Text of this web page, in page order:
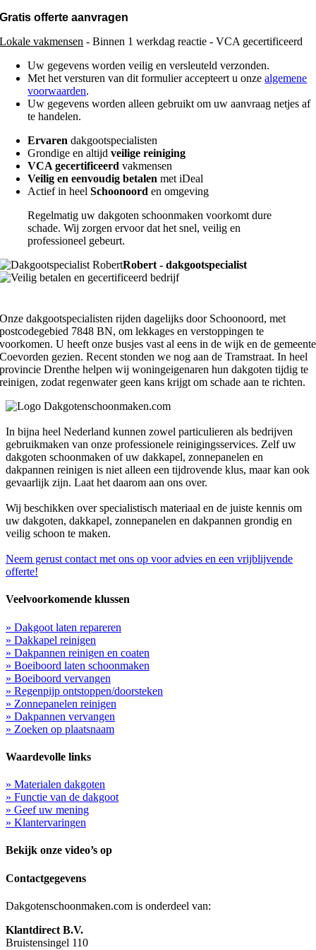
Gratis offerte aanvragen
Lokale vakmensen - Binnen 1 werkdag reactie - VCA gecertificeerd
Uw gegevens worden veilig en versleuteld verzonden.
Met het versturen van dit formulier accepteert u onzealgemene
voorwaarden.
Uw gegevens worden alleen gebruikt om uw aanvraag netjes af
te handelen.
Ervaren dakgootspecialisten
Grondige en altijdveilige reiniging
VCA gecertificeerdvakmensen
Veilig en eenvoudig betalen met iDeal
Actief in heelSchoonoord en omgeving
Regelmatig uw dakgoten schoonmaken voorkomt dure
schade. Wij zorgen ervoor dat het snel, veilig en
professioneel gebeurt.
Robert - dakgootspecialist
Onze dakgootspecialisten rijden dagelijks door Schoonoord, met
postcodegebied 7848 BN, om lekkages en verstoppingen te
voorkomen. U heeft onze busjes vast al eens in de wijk en de gemeente
Coevorden gezien. Recent stonden we nog aan de Tramstraat. In heel
provincie Drenthe helpen wij woningeigenaren hun dakgoten tijdig te
reinigen, zodat regenwater geen kans krijgt om schade aan te richten.
In bijna heel Nederland kunnen zowel particulieren als bedrijven
gebruikmaken van onze professionele reinigingsservices. Zelf uw
dakgoten schoonmaken of uw dakkapel, zonnepanelen en
dakpannen reinigen is niet alleen een tijdrovende klus, maar kan ook
gevaarlijk zijn. Laat het daarom aan ons over.
Wij beschikken over specialistisch materiaal en de juiste kennis om
uw dakgoten, dakkapel, zonnepanelen en dakpannen grondig en
veilig schoon te maken.
Neem gerust contact met ons op voor advies en een vrijblijvende
offerte!
Veelvoorkomende klussen
» Dakgoot laten repareren
» Dakkapel reinigen
» Dakpannen reinigen en coaten
» Boeiboord laten schoonmaken
» Boeiboord vervangen
» Regenpijp ontstoppen/doorsteken
» Zonnepanelen reinigen
» Dakpannen vervangen
» Zoeken op plaatsnaam
Waardevolle links
» Materialen dakgoten
» Functie van de dakgoot
» Geef uw mening
» Klantervaringen
Bekijk onze video’s op
Contactgegevens
Dakgotenschoonmaken.com is onderdeel van:
Klantdirect B.V.
Bruistensingel 110